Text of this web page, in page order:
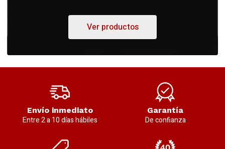
Ver productos
Envío inmediato
Entre 2 a 10 días hábiles
Garantía
De confianza